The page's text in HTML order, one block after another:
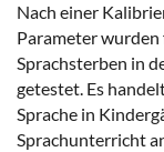
Nach einer
Parameter
Sprachsterben in
getestet. Es
Sprache in
Sprachunterricht